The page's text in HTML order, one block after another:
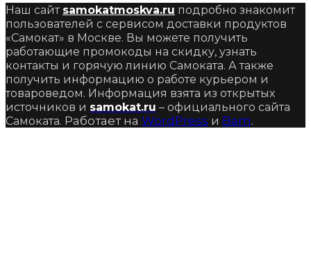
Наш сайт samokatmoskva.ru подробно знакомит
пользователей с сервисом доставки продуктов
«Самокат» в Москве. Вы можете получить
работающие промокоды на скидку, узнать
контакты и горячую линию Самоката. А также
получить информацию о работе курьером и
товароведом. Информация взята из открытых
источников и samokat.ru – официального сайта
Самоката. Работает на WordPress и Bam.